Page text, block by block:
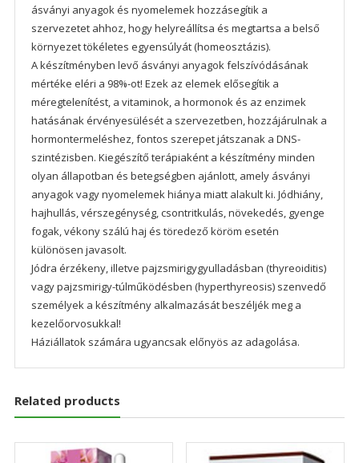
ásványi anyagok és nyomelemek hozzásegítik a
szervezetet ahhoz, hogy helyreállítsa és megtartsa a belső
környezet tökéletes egyensúlyát (homeosztázis).
A készítményben levő ásványi anyagok felszívódásának
mértéke eléri a 98%-ot! Ezek az elemek elősegítik a
méregtelenítést, a vitaminok, a hormonok és az enzimek
hatásának érvényesülését a szervezetben, hozzájárulnak a
hormontermeléshez, fontos szerepet játszanak a DNS-
szintézisben. Kiegészítő terápiaként a készítmény minden
olyan állapotban és betegségben ajánlott, amely ásványi
anyagok vagy nyomelemek hiánya miatt alakult ki. Jódhiány,
hajhullás, vérszegénység, csontritkulás, növekedés, gyenge
fogak, vékony szálú haj és töredező köröm esetén
különösen javasolt.
Jódra érzékeny, illetve pajzsmirigygyulladásban (thyreoiditis)
vagy pajzsmirigy-túlműködésben (hyperthyreosis) szenvedő
személyek a készítmény alkalmazását beszéljék meg a
kezelőorvosukkal!
Háziállatok számára ugyancsak előnyös az adagolása.
Related products